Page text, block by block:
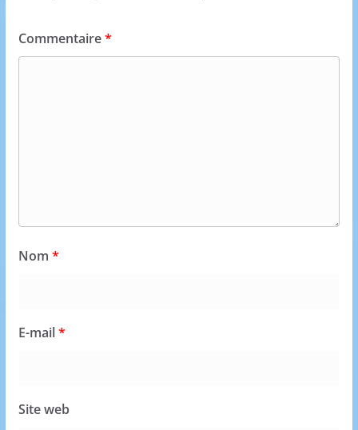
Commentaire*
Nom *
E-mail*
Site web